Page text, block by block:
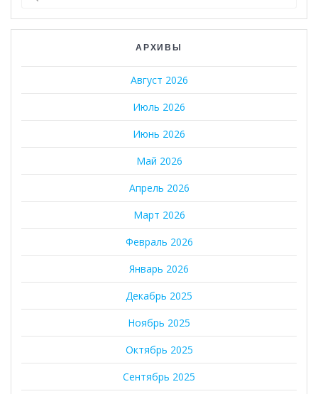
АРХИВЫ
Август 2026
Июль 2026
Июнь 2026
Май 2026
Апрель 2026
Март 2026
Февраль 2026
Январь 2026
Декабрь 2025
Ноябрь 2025
Октябрь 2025
Сентябрь 2025